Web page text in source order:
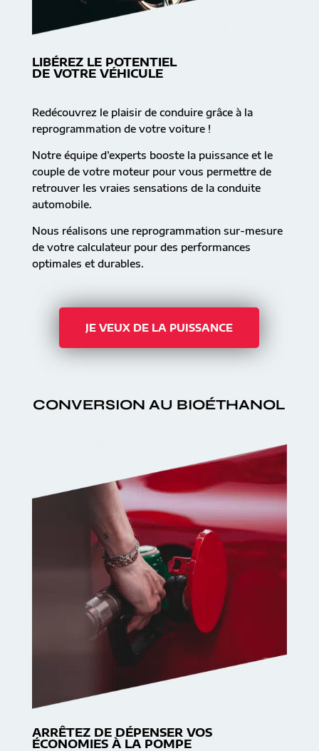
LIBÉREZ LE POTENTIEL
DE VOTRE VÉHICULE
Redécouvrez le plaisir de conduire grâce à la
reprogrammation de votre voiture !
Notre équipe d’experts booste la puissance et le
couple de votre moteur pour vous permettre de
retrouver les vraies sensations de la conduite
automobile.
Nous réalisons une reprogrammation sur-mesure
de votre calculateur pour des performances
optimales et durables.
JE VEUX DE LA PUISSANCE
CONVERSION AU BIOÉTHANOL
ARRÊTEZ DE DÉPENSER VOS
ÉCONOMIES À LA POMPE